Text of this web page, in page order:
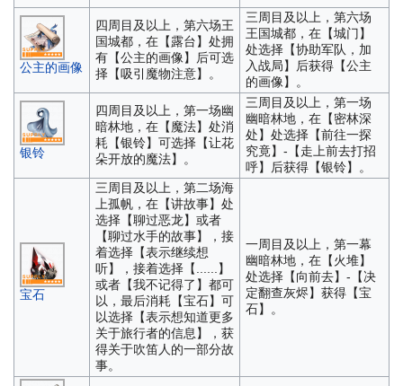
公主的画像
四周目及以上，第六场王
国城都，在【露台】处拥
有【公主的画像】后可选
择【吸引魔物注意】。
三周目及以上，第六场
王国城都，在【城门】
处选择【协助军队，加
入战局】后获得【公主
的画像】。
银铃
四周目及以上，第一场幽
暗林地，在【魔法】处消
耗【银铃】可选择【让花
朵开放的魔法】。
三周目及以上，第一场
幽暗林地，在【密林深
处】处选择【前往一探
究竟】-【走上前去打招
呼】后获得【银铃】。
宝石
三周目及以上，第二场海
上孤帆，在【讲故事】处
选择【聊过恶龙】或者
【聊过水手的故事】，接
着选择【表示继续想
听】，接着选择【......】
或者【我不记得了】都可
以，最后消耗【宝石】可
以选择【表示想知道更多
关于旅行者的信息】，获
得关于吹笛人的一部分故
事。
一周目及以上，第一幕
幽暗林地，在【火堆】
处选择【向前去】-【决
定翻查灰烬】获得【宝
石】。